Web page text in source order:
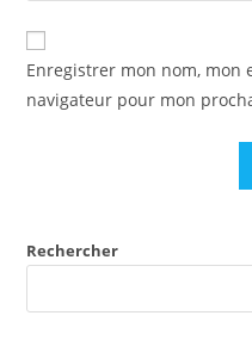
Enregistrer mon nom, mon
navigateur pour mon
Rechercher